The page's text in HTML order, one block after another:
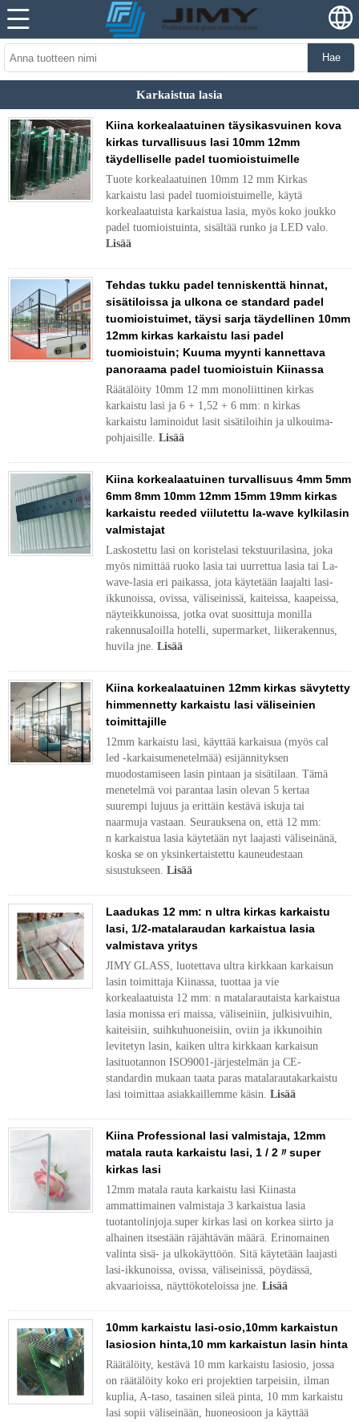
Hae
Karkaistua lasia
Kiina korkealaatuinen täysikasvuinen kova
kirkas turvallisuus lasi 10mm 12mm
täydelliselle padel tuomioistuimelle
Tuote korkealaatuinen 10mm 12 mm Kirkas
karkaistu lasi padel tuomioistuimelle, käytä
korkealaatuista karkaistua lasia, myös koko joukko
padel tuomioistuinta, sisältää runko ja LED valo.
Lisää
Tehdas tukku padel tenniskenttä hinnat,
sisätiloissa ja ulkona ce standard padel
tuomioistuimet, täysi sarja täydellinen 10mm
12mm kirkas karkaistu lasi padel
tuomioistuin; Kuuma myynti kannettava
panoraama padel tuomioistuin Kiinassa
Räätälöity 10mm 12 mm monoliittinen kirkas
karkaistu lasi ja 6 + 1,52 + 6 mm: n kirkas
karkaistu laminoidut lasit sisätiloihin ja ulkouima-
pohjaisille. Lisää
Kiina korkealaatuinen turvallisuus 4mm 5mm
6mm 8mm 10mm 12mm 15mm 19mm kirkas
karkaistu reeded viilutettu la-wave kylkilasin
valmistajat
Laskostettu lasi on koristelasi tekstuurilasina, joka
myös nimittää ruoko lasia tai uurrettua lasia tai La-
wave-lasia eri paikassa, jota käytetään laajalti lasi-
ikkunoissa, ovissa, väliseinissä, kaiteissa, kaapeissa,
näyteikkunoissa, jotka ovat suosittuja monilla
rakennusaloilla hotelli, supermarket, liikerakennus,
huvila jne. Lisää
Kiina korkealaatuinen 12mm kirkas sävytetty
himmennetty karkaistu lasi väliseinien
toimittajille
12mm karkaistu lasi, käyttää karkaisua (myös cal
led -karkaisumenetelmää) esijännityksen
muodostamiseen lasin pintaan ja sisätilaan. Tämä
menetelmä voi parantaa lasin olevan 5 kertaa
suurempi lujuus ja erittäin kestävä iskuja tai
naarmuja vastaan. Seurauksena on, että 12 mm:
n karkaistua lasia käytetään nyt laajasti väliseinänä,
koska se on yksinkertaistettu kauneudestaan ​​
sisustukseen. Lisää
Laadukas 12 mm: n ultra kirkas karkaistu
lasi, 1/2-matalaraudan karkaistua lasia
valmistava yritys
JIMY GLASS, luotettava ultra kirkkaan karkaisun
lasin toimittaja Kiinassa, tuottaa ja vie
korkealaatuista 12 mm: n matalarautaista karkaistua
lasia monissa eri maissa, väliseiniin, julkisivuihin,
kaiteisiin, suihkuhuoneisiin, oviin ja ikkunoihin
levitetyn lasin, kaiken ultra kirkkaan karkaisun
lasituotannon ISO9001-järjestelmän ja CE-
standardin mukaan taata paras matalarautakarkaistu
lasi toimittaa asiakkaillemme käsin. Lisää
Kiina Professional lasi valmistaja, 12mm
matala rauta karkaistu lasi, 1 / 2〃super
kirkas lasi
12mm matala rauta karkaistu lasi Kiinasta
ammattimainen valmistaja 3 karkaistua lasia
tuotantolinjoja.super kirkas lasi on korkea siirto ja
alhainen itsestään räjähtävän määrä. Erinomainen
valinta sisä- ja ulkokäyttöön. Sitä käytetään laajasti
lasi-ikkunoissa, ovissa, väliseinissä, pöydässä,
akvaarioissa, näyttökoteloissa jne. Lisää
10mm karkaistu lasi-osio,10mm karkaistun
lasiosion hinta,10 mm karkaistun lasin hinta
Räätälöity, kestävä 10 mm karkaistu lasiosio, jossa
on räätälöity koko eri projektien tarpeisiin, ilman
kuplia, A-taso, tasainen sileä pinta, 10 mm karkaistu
lasi sopii väliseinään, huoneosioon ja käyttää